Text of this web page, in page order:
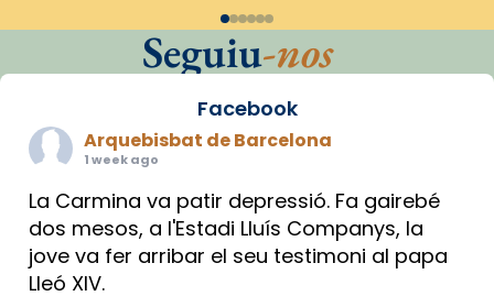
Seguiu-nos
Facebook
Arquebisbat de Barcelona
1 week ago
La Carmina va patir depressió. Fa gairebé
dos mesos, a l'Estadi Lluís Companys, la
jove va fer arribar el seu testimoni al papa
Lleó XIV.